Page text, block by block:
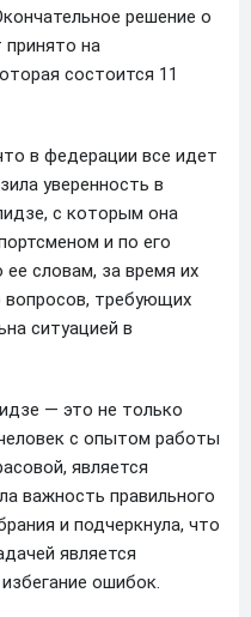
решение о
на
состоится 11
в федерации все идет
уверенность в
с которым она
и по его
словам, за время их
вопросов, требующих
ситуацией в
— это не только
с опытом работы
является
важность правильного
и подчеркнула, что
является
ошибок.